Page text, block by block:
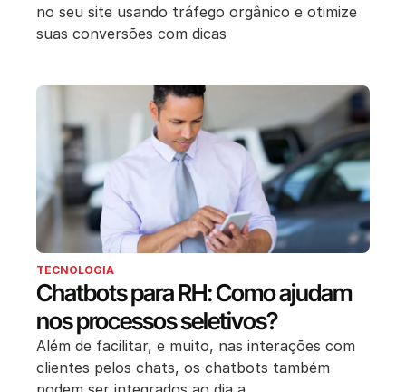
no seu site usando tráfego orgânico e otimize
suas conversões com dicas
TECNOLOGIA
Chatbots para RH: Como ajudam
nos processos seletivos?
Além de facilitar, e muito, nas interações com
clientes pelos chats, os chatbots também